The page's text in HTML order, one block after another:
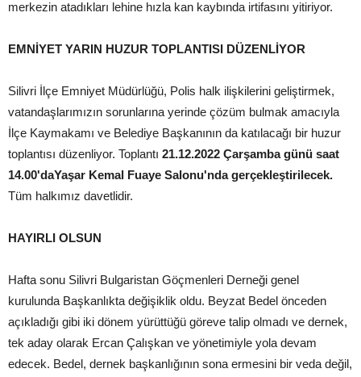
merkezin atadıkları lehine hızla kan kaybında irtifasını yitiriyor.
EMNİYET YARIN HUZUR TOPLANTISI DÜZENLİYOR
Silivri İlçe Emniyet Müdürlüğü, Polis halk ilişkilerini geliştirmek,
vatandaşlarımızın sorunlarına yerinde çözüm bulmak amacıyla
İlçe Kaymakamı ve Belediye Başkanının da katılacağı bir huzur
toplantısı düzenliyor. Toplantı 21.12.2022 Çarşamba günü saat
14.00'daYaşar Kemal Fuaye Salonu'nda gerçekleştirilecek.
Tüm halkımız davetlidir.
HAYIRLI OLSUN
Hafta sonu Silivri Bulgaristan Göçmenleri Derneği genel
kurulunda Başkanlıkta değişiklik oldu. Beyzat Bedel önceden
açıkladığı gibi iki dönem yürüttüğü göreve talip olmadı ve dernek,
tek aday olarak Ercan Çalışkan ve yönetimiyle yola devam
edecek. Bedel, dernek başkanlığının sona ermesini bir veda değil,